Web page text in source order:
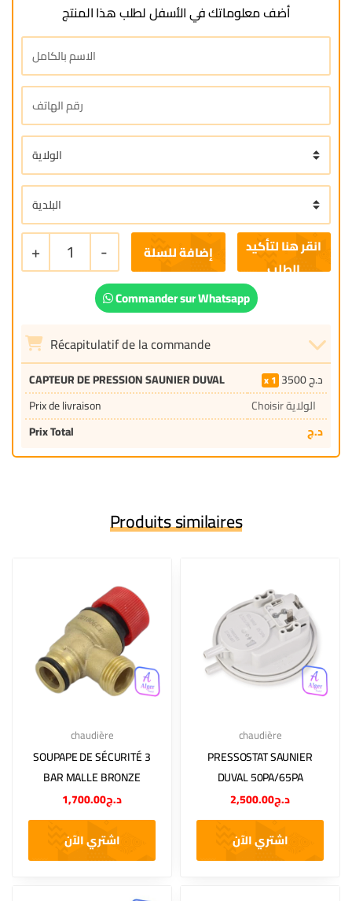
أضف معلوماتك في الأسفل لطلب هذا المنتج
+ 1 - إضافة للسلة
Commander sur Whatsapp
Récapitulatif de la commande
CAPTEUR DE PRESSION SAUNIER DUVAL 1 3500د.ج
Prix de livraison
Choisir الولاية
Prix Total
د.ج
Produits similaires
chaudière
SOUPAPE DE SÉCURITÉ 3
BAR MALLE BRONZE
د.ج1,700.00
اشتري الآن
chaudière
PRESSOSTAT SAUNIER
DUVAL 50PA/65PA
د.ج2,500.00
اشتري الآن